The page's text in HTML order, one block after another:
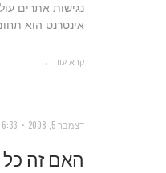
נגישות אתרים
אינטרנט הוא
קרא עוד ←
דצמבר 5, 2008 6:33 PM
האם זה